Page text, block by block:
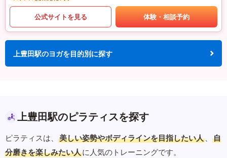
公式サイトを見る 体験・相談予約
上豊田駅のヨガを目的別に探す
上豊田駅のピラティスを探す
ピラティスは、 美しい姿勢やボディラインを目指したい人 、
自
分磨きを楽しみたい人に人気のトレーニングです。